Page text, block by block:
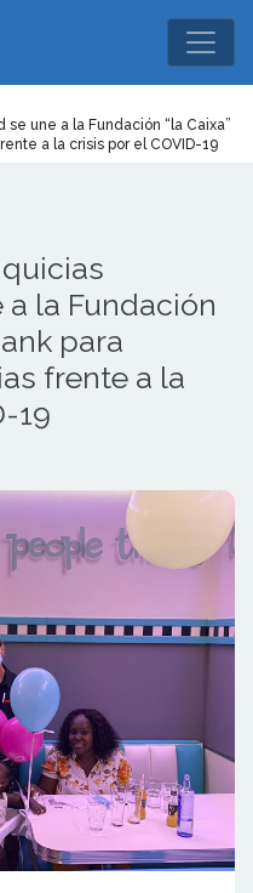
une a la Fundación “la Caixa”
a la crisis por el COVID-19
a la Fundación
para
frente a la
19